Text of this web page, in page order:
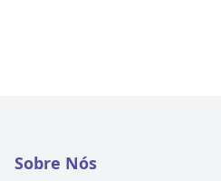
Sobre Nós